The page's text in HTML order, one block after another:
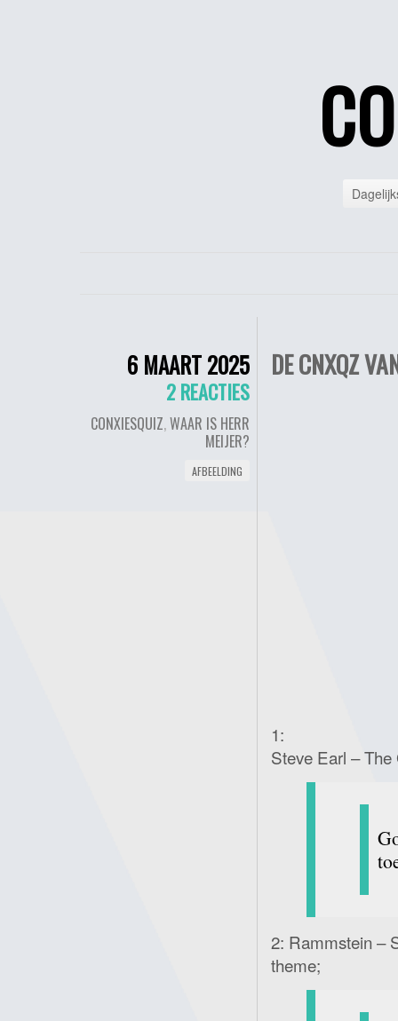
6 MAART 2025
2 REACTIES
CONXIESQUIZ,WAAR IS HERR
MEIJER?
AFBEELDING
DE CNXQZ
1:
Steve Earl –
2: Rammstein –
theme;